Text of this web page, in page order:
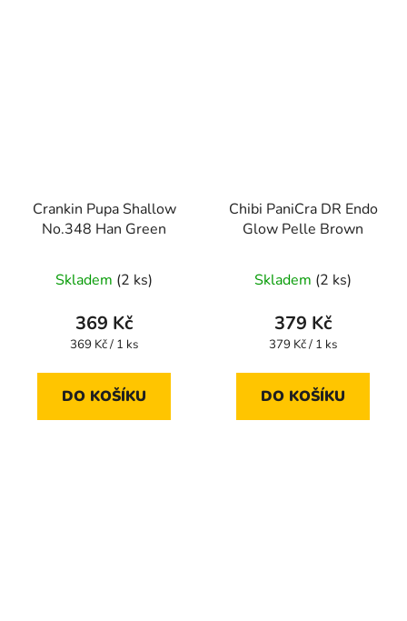
Crankin Pupa Shallow
No.348 Han Green
Skladem (2 ks)
369 Kč
Měrná
369 Kč / 1 ks
DO KOŠÍKU
Chibi PaniCra DR Endo
Glow Pelle Brown
Skladem (2 ks)
379 Kč
Měrná
379 Kč / 1 ks
DO KOŠÍKU